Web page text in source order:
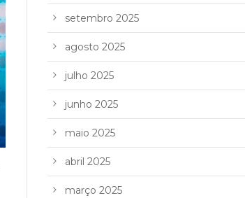
setembro 2025
agosto 2025
julho 2025
junho 2025
maio 2025
abril 2025
março 2025